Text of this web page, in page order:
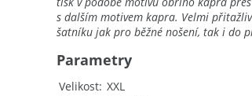
s dalším motivem kapra. Velmi
šatníku jak pro běžné nošení, tak i do
Velikost XXL
Parametry